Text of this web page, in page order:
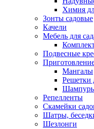
Химия
Зонты садовые
Качели
Мебель для
Подвесные
Мангалы
Решетки
Репелленты
Скамейки
Шатры,
Шезлонги